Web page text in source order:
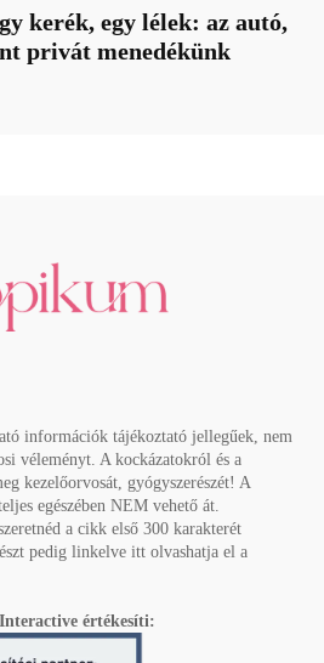
kerék, egy lélek: az autó,
privát menedékünk
információk tájékoztató jellegűek, nem
véleményt. A kockázatokról és a
kezelőorvosát, gyógyszerészét! A
egészében NEM vehető át.
a cikk első 300 karakterét
pedig linkelve itt olvashatja el a
értékesíti: